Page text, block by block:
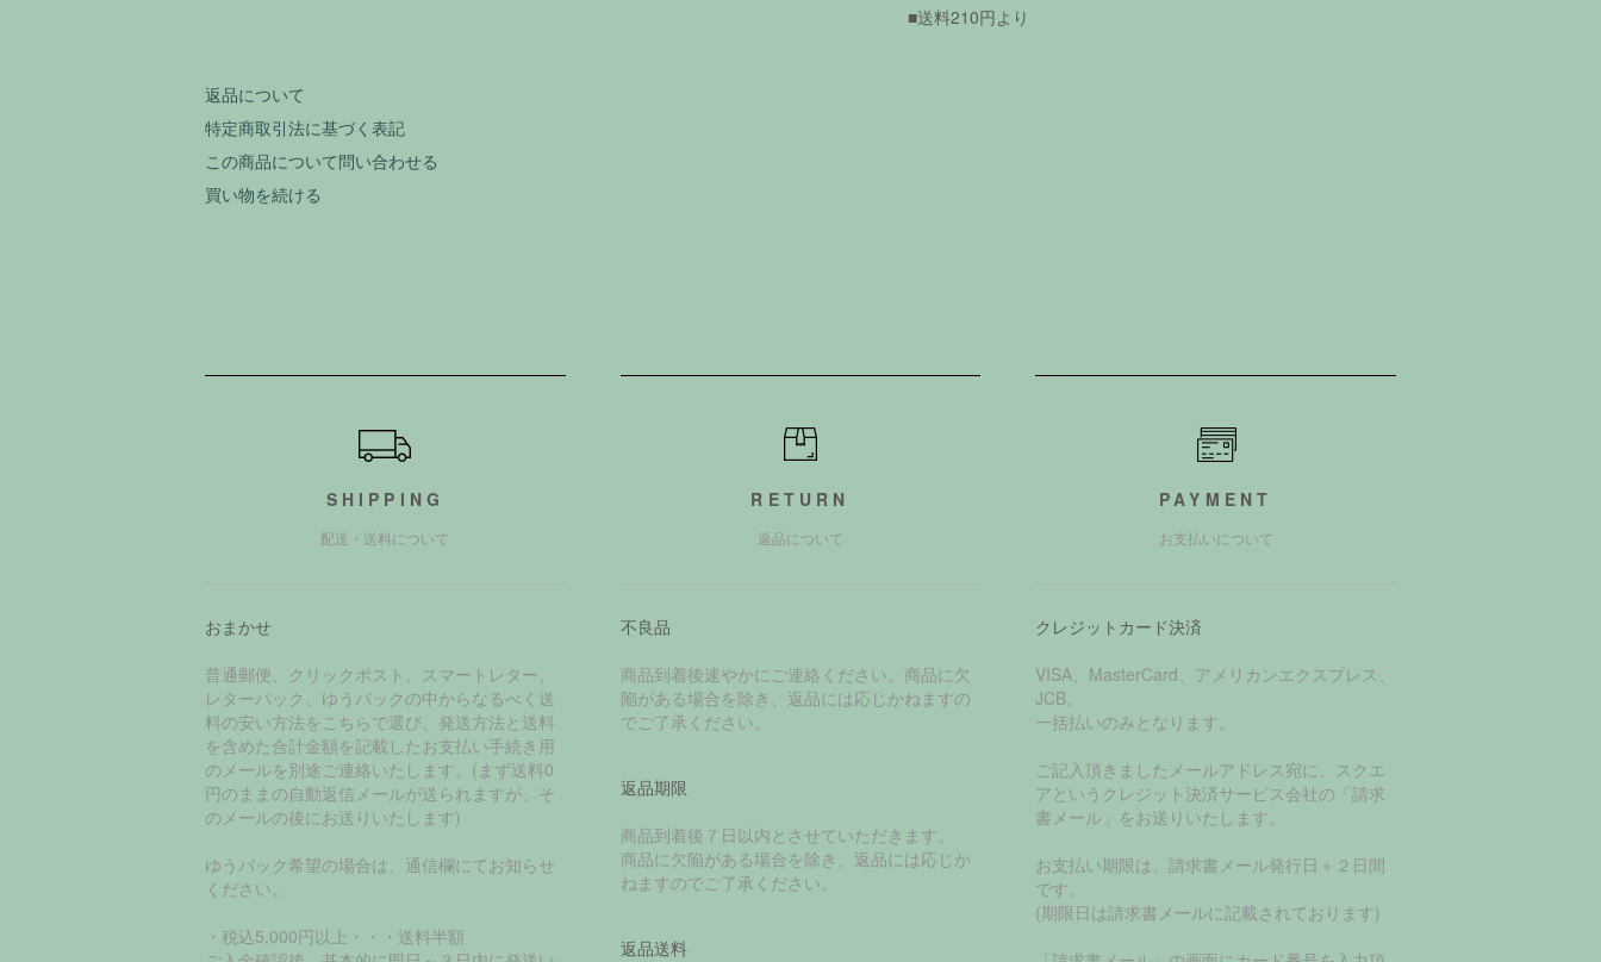
■送料210円より
返品について
特定商取引法に基づく表記
この商品について問い合わせる
買い物を続ける
SHIPPING
配送・送料について
おまかせ
普通郵便、クリックポスト、スマートレター、
レターパック、ゆうパックの中からなるべく送
料の安い方法をこちらで選び、発送方法と送料
を含めた合計金額を記載したお支払い手続き用
のメールを別途ご連絡いたします。(まず送料0
円のままの自動返信メールが送られますが、そ
のメールの後にお送りいたします)
ゆうパック希望の場合は、通信欄にてお知らせ
ください。
・税込5,000円以上・・・送料半額
RETURN
返品について
不良品
商品到着後速やかにご連絡ください。商品に欠
陥がある場合を除き、返品には応じかねますの
でご了承ください。
返品期限
商品到着後７日以内とさせていただきます。
商品に欠陥がある場合を除き、返品には応じか
ねますのでご了承ください。
返品送料
PAYMENT
お支払いについて
クレジットカード決済
VISA、MasterCard、アメリカンエクスプレス、
JCB。
一括払いのみとなります。
ご記入頂きましたメールアドレス宛に、スクエ
アというクレジット決済サービス会社の「請求
書メール」をお送りいたします。
お支払い期限は、請求書メール発行日＋２日間
です。
(期限日は請求書メールに記載されております)